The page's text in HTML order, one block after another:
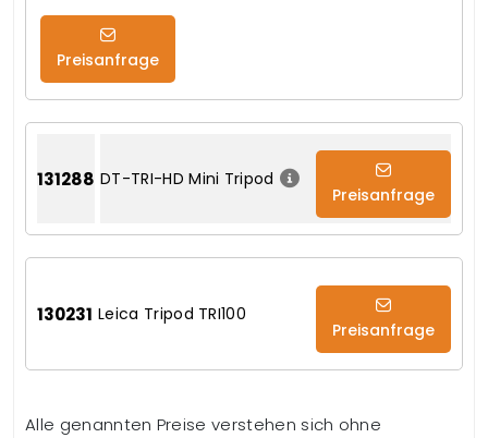
Preisanfrage
131288 DT-TRI-HD Mini Tripod
Preisanfrage
130231 Leica Tripod TRI100
Preisanfrage
Alle genannten Preise verstehen sich ohne